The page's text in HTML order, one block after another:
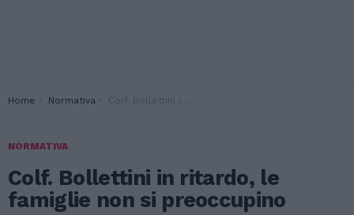
You are here:
Home Normativa Colf. Bollettini in ritardo, le famiglie non si preoccupino
NORMATIVA
Colf. Bollettini in ritardo, le
famiglie non si preoccupino